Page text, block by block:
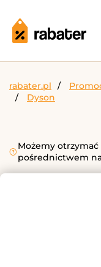
rabater.pl
Dyson
Możemy
pośrednictwem